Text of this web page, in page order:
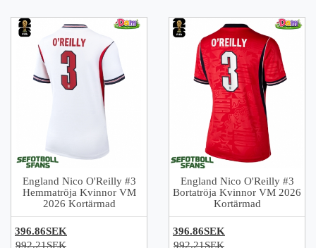
England Nico O'Reilly #3
Hemmatröja Kvinnor VM
2026 Kortärmad
396.86SEK
992.21SEK
England Nico O'Reilly #3
Bortatröja Kvinnor VM 2026
Kortärmad
396.86SEK
992.21SEK